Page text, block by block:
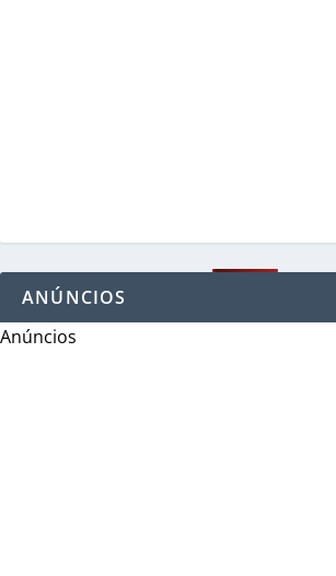
ANÚNCIOS
Anúncios